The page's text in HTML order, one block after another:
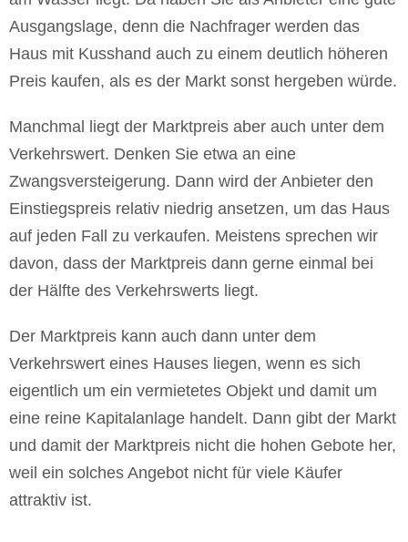
Ausgangslage, denn die Nachfrager werden das
Haus mit Kusshand auch zu einem deutlich höheren
Preis kaufen, als es der Markt sonst hergeben würde.
Manchmal liegt der Marktpreis aber auch unter dem
Verkehrswert. Denken Sie etwa an eine
Zwangsversteigerung. Dann wird der Anbieter den
Einstiegspreis relativ niedrig ansetzen, um das Haus
auf jeden Fall zu verkaufen. Meistens sprechen wir
davon, dass der Marktpreis dann gerne einmal bei
der Hälfte des Verkehrswerts liegt.
Der Marktpreis kann auch dann unter dem
Verkehrswert eines Hauses liegen, wenn es sich
eigentlich um ein vermietetes Objekt und damit um
eine reine Kapitalanlage handelt. Dann gibt der Markt
und damit der Marktpreis nicht die hohen Gebote her,
weil ein solches Angebot nicht für viele Käufer
attraktiv ist.